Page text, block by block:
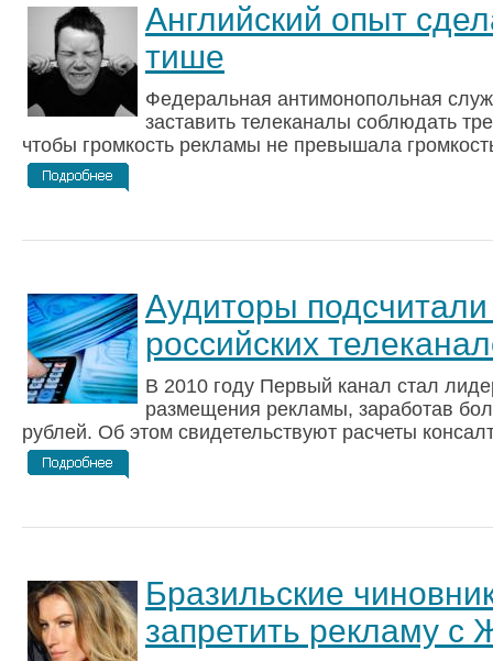
Английский опыт
тише
Федеральная антимонопольная
заставить телеканалы соблюдать
чтобы громкость рекламы не превышала
Аудиторы
российских
В 2010 году Первый канал стал
размещения рекламы, заработав
рублей. Об этом свидетельствуют расчеты
Бразильские
запретить рекламу с